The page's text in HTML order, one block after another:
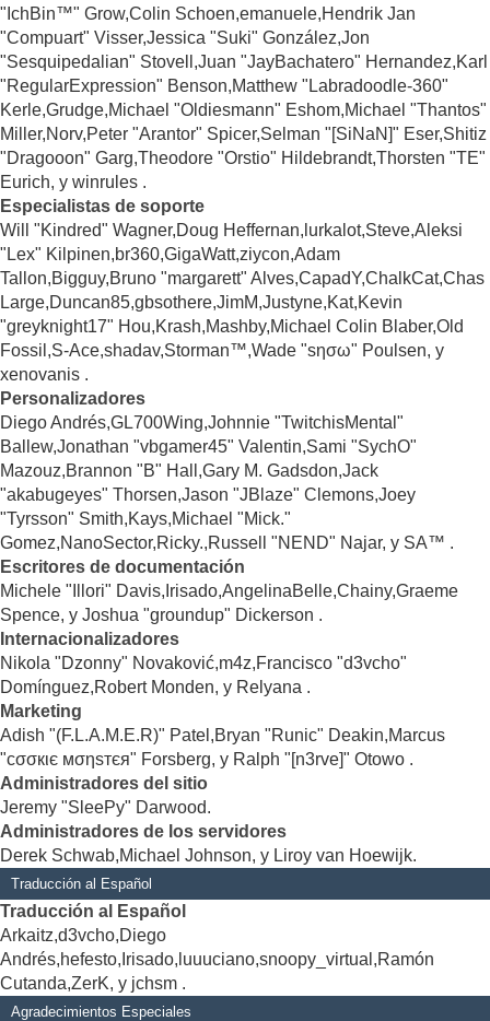
"IchBin™" Grow,Colin Schoen,emanuele,Hendrik Jan
"Compuart" Visser,Jessica "Suki" González,Jon
"Sesquipedalian" Stovell,Juan "JayBachatero" Hernandez,Karl
"RegularExpression" Benson,Matthew "Labradoodle-360"
Kerle,Grudge,Michael "Oldiesmann" Eshom,Michael "Thantos"
Miller,Norv,Peter "Arantor" Spicer,Selman "[SiNaN]" Eser,Shitiz
"Dragooon" Garg,Theodore "Orstio" Hildebrandt,Thorsten "TE"
Eurich, y winrules .
Especialistas de soporte
Will "Kindred" Wagner,Doug Heffernan,lurkalot,Steve,Aleksi
"Lex" Kilpinen,br360,GigaWatt,ziycon,Adam
Tallon,Bigguy,Bruno "margarett" Alves,CapadY,ChalkCat,Chas
Large,Duncan85,gbsothere,JimM,Justyne,Kat,Kevin
"greyknight17" Hou,Krash,Mashby,Michael Colin Blaber,Old
Fossil,S-Ace,shadav,Storman™,Wade "sησω" Poulsen, y
xenovanis .
Personalizadores
Diego Andrés,GL700Wing,Johnnie "TwitchisMental"
Ballew,Jonathan "vbgamer45" Valentin,Sami "SychO"
Mazouz,Brannon "B" Hall,Gary M. Gadsdon,Jack
"akabugeyes" Thorsen,Jason "JBlaze" Clemons,Joey
"Tyrsson" Smith,Kays,Michael "Mick."
Gomez,NanoSector,Ricky.,Russell "NEND" Najar, y SA™ .
Escritores de documentación
Michele "Illori" Davis,Irisado,AngelinaBelle,Chainy,Graeme
Spence, y Joshua "groundup" Dickerson .
Internacionalizadores
Nikola "Dzonny" Novaković,m4z,Francisco "d3vcho"
Domínguez,Robert Monden, y Relyana .
Marketing
Adish "(F.L.A.M.E.R)" Patel,Bryan "Runic" Deakin,Marcus
"cσσкιє мσηѕтєя" Forsberg, y Ralph "[n3rve]" Otowo .
Administradores del sitio
Jeremy "SleePy" Darwood.
Administradores de los servidores
Derek Schwab,Michael Johnson, y Liroy van Hoewijk.
Traducción al Español
Traducción al Español
Arkaitz,d3vcho,Diego
Andrés,hefesto,Irisado,luuuciano,snoopy_virtual,Ramón
Cutanda,ZerK, y jchsm .
Agradecimientos Especiales